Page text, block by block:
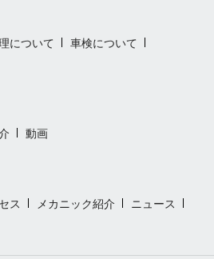
について
車検について
動画
ス メカニック紹介
ニュース